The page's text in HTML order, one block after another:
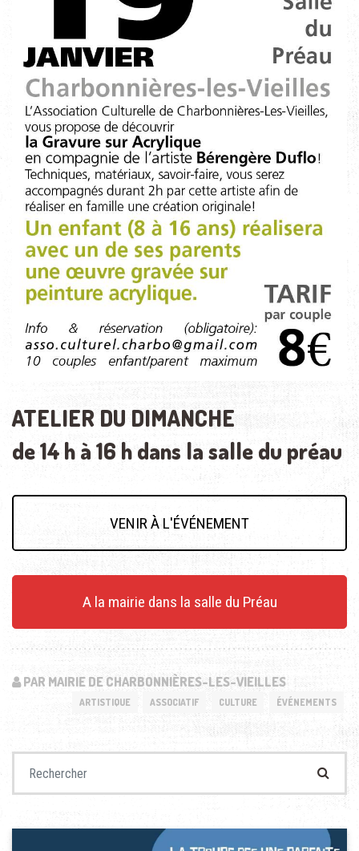
ATELIER DU DIMANCHE
de 14 h à 16 h dans la salle du préau
VENIR À L'ÉVÉNEMENT
A la mairie dans la salle du Préau
PAR MAIRIE DE CHARBONNIÈRES-LES-VIEILLES
ARTISTIQUE ASSOCIATIF CULTURE ÉVÉNEMENTS